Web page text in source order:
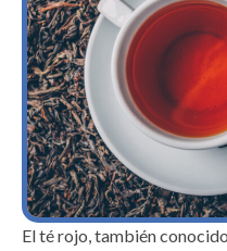
El té rojo, también